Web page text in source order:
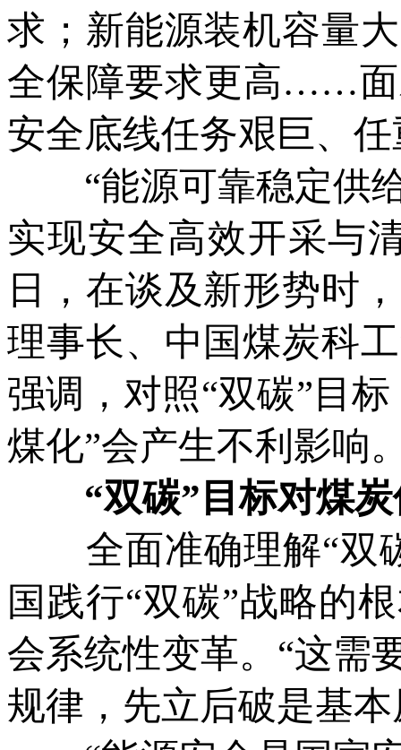
求；新能源装机容量
全保障要求更高……面
安全底线任务艰巨、
“能源可靠稳定供给
实现安全高效开采与
日，在谈及新形势时
理事长、中国煤炭科
强调，对照“双碳”目
煤化”会产生不利影响
“双碳”目标对煤炭
全面准确理解“双碳
国践行“双碳”战略的
会系统性变革。“这需
规律，先立后破是基本